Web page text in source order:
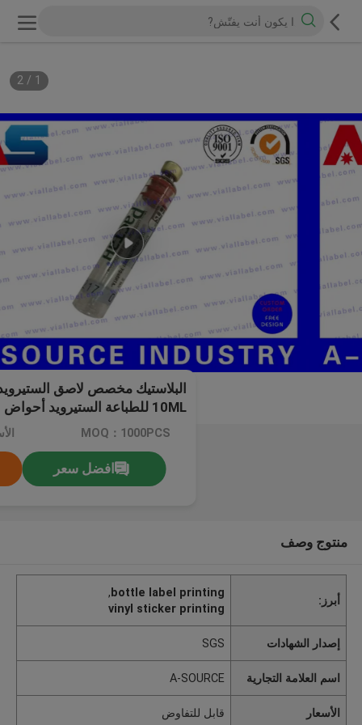
1
/
2
البلاستيك مخصص لاصق
10ML للطباعة الستيرويد أحواض الدوائية
MOQ：1000PCS
افضل سعر
منتوج وصف
أبرز:
bottle label printing
,
vinyl sticker printing
إصدار الشهادات SGS
اسم العلامة التجارية A-SOURCE
الأسعار قابل للتفاوض